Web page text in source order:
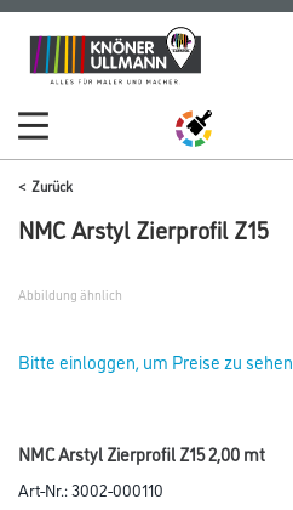
Zum
Inhalt
Zum
Navigationsmenü
Zurück
NMC Arstyl Zierprofil Z15
Abbildung ähnlich
Bitte einloggen, um Preise zu sehen
NMC Arstyl Zierprofil Z15 2,00 mt
Art-Nr.:3002-000110